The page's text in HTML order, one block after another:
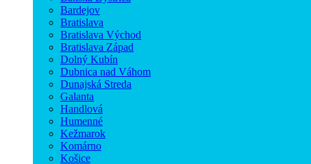
Bardejov
Bratislava
Bratislava Východ
Bratislava Západ
Dolný Kubín
Dubnica nad Váhom
Dunajská Streda
Galanta
Handlová
Humenné
Kežmarok
Komárno
Košice